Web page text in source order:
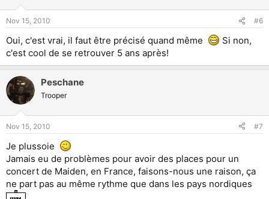
Nov 15, 2010 #6
Oui, c'est vrai, il faut être précisé quand même
Si non,
c'est cool de se retrouver 5 ans après!
Peschane
Trooper
Nov 15, 2010 #7
Je plussoie
Jamais eu de problèmes pour avoir des places pour un
concert de Maiden, en France, faisons-nous une raison, ça
ne part pas au même rythme que dans les pays nordiques